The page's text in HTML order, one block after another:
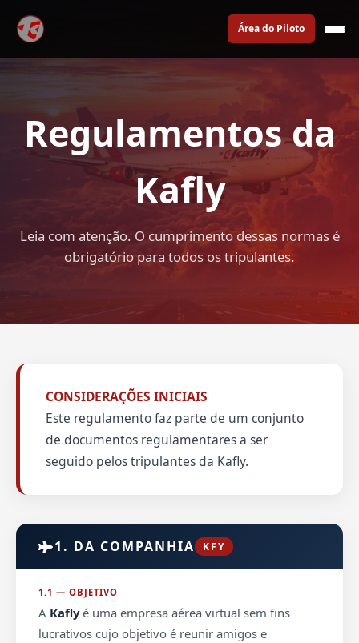
Área do Piloto
Regulamentos da
Kafly
Leia com atenção. O cumprimento dessas normas é
obrigatório para todos os tripulantes.
CONSIDERAÇÕES INICIAIS
Este regulamento faz parte de um conjunto
de documentos regulamentares a ser
seguido pelos tripulantes da Kafly.
1. DA COMPANHIA KFY
1.1 — OBJETIVO
A Kaflyé uma empresa aérea virtual sem fins
lucrativos cujo objetivo é reunir amigos e